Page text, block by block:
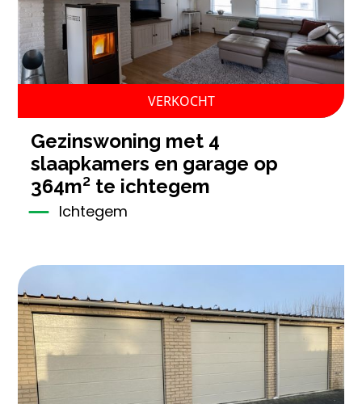
VERKOCHT
gezinswoning met 4
slaapkamers en garage op
364m² te ichtegem
Ichtegem